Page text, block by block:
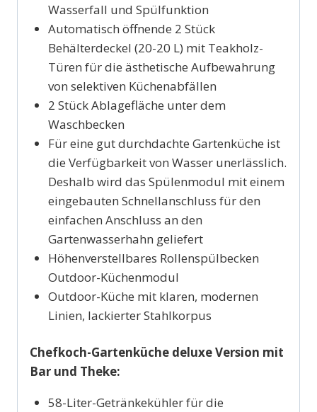
Wasserfall und Spülfunktion
Automatisch öffnende 2 Stück
Behälterdeckel (20-20 L) mit Teakholz-
Türen für die ästhetische Aufbewahrung
von selektiven Küchenabfällen
2 Stück Ablagefläche unter dem
Waschbecken
Für eine gut durchdachte Gartenküche ist
die Verfügbarkeit von Wasser unerlässlich.
Deshalb wird das Spülenmodul mit einem
eingebauten Schnellanschluss für den
einfachen Anschluss an den
Gartenwasserhahn geliefert
Höhenverstellbares Rollenspülbecken
Outdoor-Küchenmodul
Outdoor-Küche mit klaren, modernen
Linien, lackierter Stahlkorpus
Chefkoch-Gartenküche deluxe Version mit
Bar und Theke:
58-Liter-Getränkekühler für die